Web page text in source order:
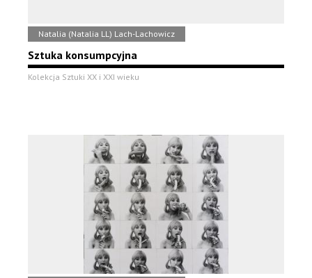
Natalia (Natalia LL) Lach-Lachowicz
Sztuka konsumpcyjna
Kolekcja Sztuki XX i XXI wieku